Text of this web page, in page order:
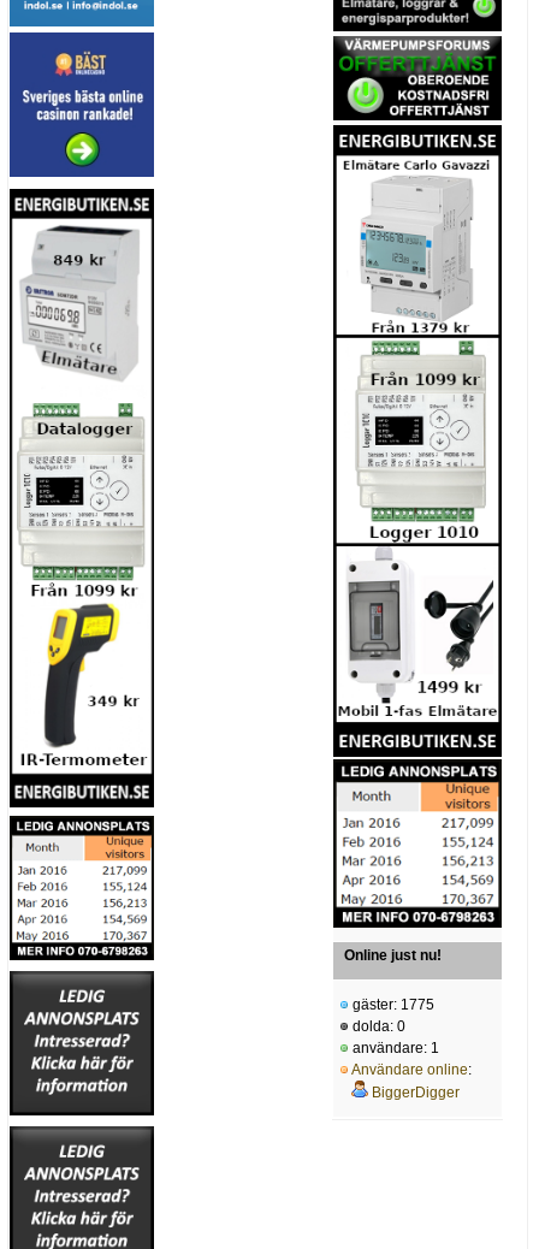
Online just nu!
gäster: 1775
dolda: 0
användare: 1
Användare online:
BiggerDigger